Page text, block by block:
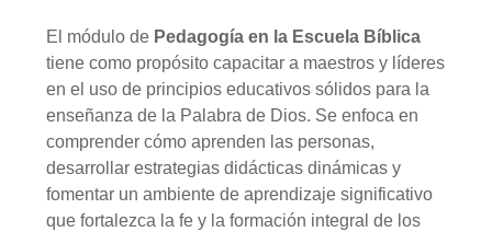
El módulo de Pedagogía en la Escuela Bíblica
tiene como propósito capacitar a maestros y líderes
en el uso de principios educativos sólidos para la
enseñanza de la Palabra de Dios. Se enfoca en
comprender cómo aprenden las personas,
desarrollar estrategias didácticas dinámicas y
fomentar un ambiente de aprendizaje significativo
que fortalezca la fe y la formación integral de los